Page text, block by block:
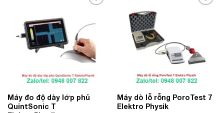
Máy đo độ dày lớp phủ
QuintSonic T
Máy dò lỗ rỗng PoroTest 7
Elektro Physik